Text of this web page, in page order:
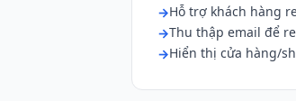
Hỗ trợ khách hàng
Thu thập email để
Hiển thị cửa hàng/